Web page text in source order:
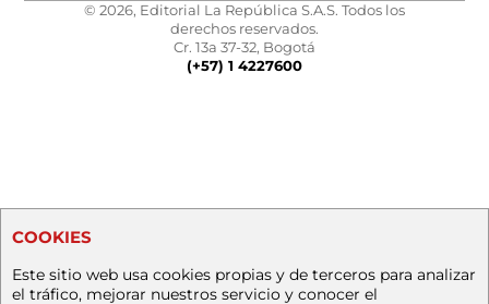
© 2026, Editorial La República S.A.S. Todos los
derechos reservados.
Cr. 13a 37-32, Bogotá
(+57) 1 4227600
COOKIES
Este sitio web usa cookies propias y de terceros para analizar
el tráfico, mejorar nuestros servicio y conocer el